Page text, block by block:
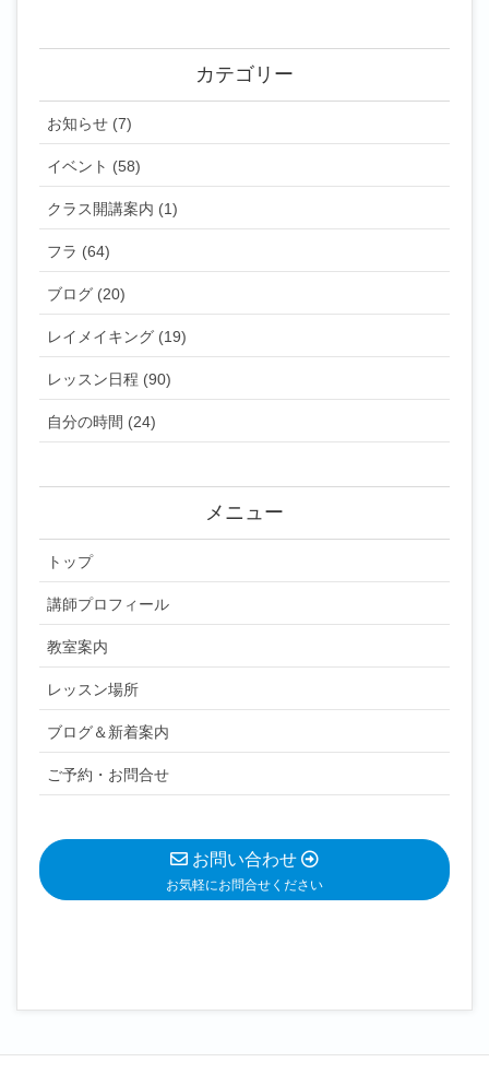
カテゴリー
お知らせ (7)
イベント (58)
クラス開講案内 (1)
フラ (64)
ブログ (20)
レイメイキング (19)
レッスン日程 (90)
自分の時間 (24)
メニュー
トップ
講師プロフィール
教室案内
レッスン場所
ブログ＆新着案内
ご予約・お問合せ
お問い合わせ
お気軽にお問合せください